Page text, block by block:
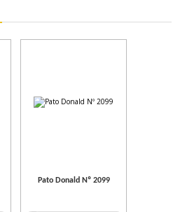
Pato Donald Nº 2099